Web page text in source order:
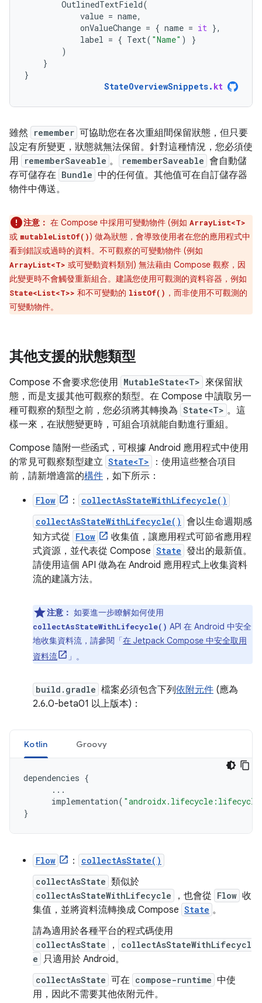
OutlinedTextField(
value = name,
onValueChange = { name = it },
label = { Text( "Name" )
}
)
}
}
StateOverviewSnippets. kt
雖然 remember 可協助您在各次重組間保留狀態，但只要
設定有所變更，狀態就無法保留。針對這種情況，您必須使
用
rememberSaveable 。 rememberSaveable 會自動儲
存可儲存在 Bundle 中的任何值。其他值可在自訂儲存器
物件中傳送。
注意： 在 Compose 中採用可變動物件 (例如 ArrayList<T>
或 mutableListOf()) 做為狀態，會導致使用者在您的應用程式中
看到錯誤或過時的資料。不可觀察的可變動物件 (例如
ArrayList<T> 或可變動資料類別) 無法藉由 Compose 觀察，因
此變更時不會觸發重新組合。建議您使用可觀測的資料容器，例如
State<List<T>> 和不可變動的 listOf() ，而非使用不可觀測的
可變動物件。
其他支援的狀態類型
Compose 不會要求您使用 MutableState<T> 來保留狀
態，而是支援其他可觀察的類型。在 Compose 中讀取另一
種可觀察的類型之前，您必須將其轉換為 State<T> 。這
樣一來，在狀態變更時，可組合項就能自動進行重組。
Compose 隨附一些函式，可根據 Android 應用程式中使用
的常見可觀察類型建立 State<T>
：使用這些整合項目
前，請新增適當的構件 ，如下所示：
Flow ：
collectAsStateWithLifecycle()
collectAsStateWithLifecycle() 會以生命週期感
知方式從 Flow
收集值，讓應用程式可節省應用程
式資源，並代表從 Compose State 發出的最新值。
請使用這個 API 做為在 Android 應用程式上收集資料
流的建議方法。
注意： 如要進一步瞭解如何使用
collectAsStateWithLifecycle() API 在 Android 中安全
地收集資料流，請參閱「在 Jetpack Compose 中安全取用
資料流
」。
build.gradle 檔案必須包含下列依附元件 (應為
2.6.0-beta01 以上版本)：
Kotlin Groovy
dependencies {
...
implementation( "androidx.lifecycle:lifecycle-
}
Flow ：
collectAsState()
collectAsState 類似於
collectAsStateWithLifecycle ，也會從 Flow 收
集值，並將資料流轉換成 Compose State 。
請為適用於各種平台的程式碼使用
collectAsState ，
collectAsStateWithLifecycl
e 只適用於 Android。
collectAsState 可在 compose-runtime 中使
用，因此不需要其他依附元件。